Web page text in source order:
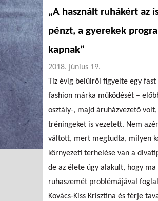
„A használt ruhákért az
pénzt, a gyerekek
kapnak”
2018. június 19.
Tíz évig belülről figyelte egy fast
fashion márka működését –
osztály-, majd áruházvezető volt,
tréningeket is vezetett. Nem
váltott, mert megtudta, milyen
környezeti terhelése van a
de az élete úgy alakult, hogy ma
ruhaszemét problémájával
Kovács-Kiss Krisztina és férje